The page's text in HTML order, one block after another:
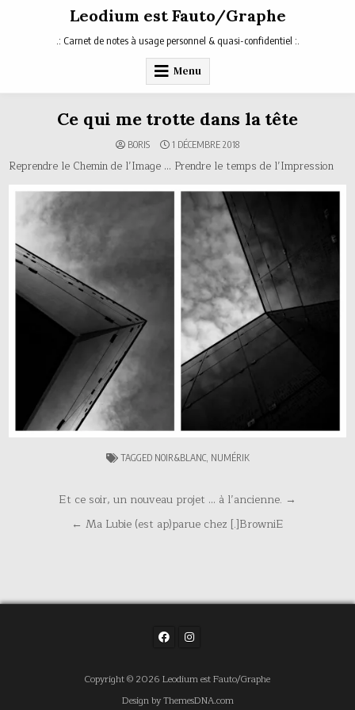
Leodium est Fauto/Graphe
.: Carnet de notes à usage personnel & quasi-confidentiel :.
Menu
Ce qui me trotte dans la tête
BORIS 1 DÉCEMBRE 2018
Reprendre le Chemin de l’Image … Prendre le temps de l’Impression
TAGGED NOIR&BLANC, NUMÉRIK
Navigation
Et ce soir, un nouveau projet … à l’ancienne. →
← Ma Lubie (est ap)parue chez [.]BrowniE
Copyright © 2026 Leodium est Fauto/Graphe
Design by ThemesDNA.com